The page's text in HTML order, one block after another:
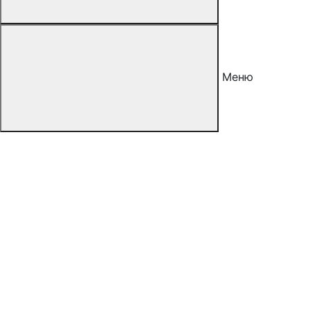
Меню